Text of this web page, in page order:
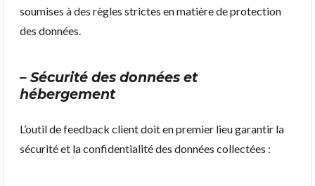
soumises à des règles strictes en matière de protection
des données.
– Sécurité des données et
hébergement
L’outil de feedback client doit en premier lieu garantir la
sécurité et la confidentialité des données collectées :